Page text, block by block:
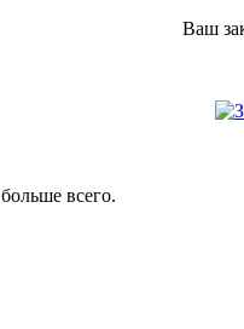
Ваш
всего.